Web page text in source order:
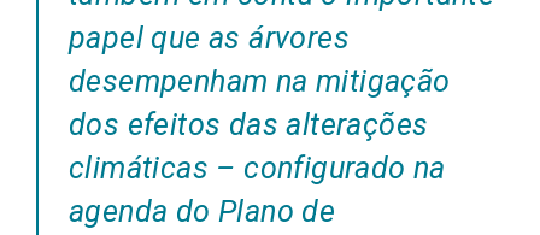
papel que as árvores
desempenham na mitigação
dos efeitos das alterações
climáticas – configurado na
agenda do Plano de